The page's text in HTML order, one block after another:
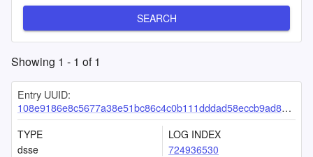
SEARCH
Showing 1 - 1 of1
Entry UUID:
108e9186e8c5677a38e51bc86c4c0b111dddad58eccb9ad86540c5f085957b736572424f954d15f6
TYPE
dsse
LOG INDEX
724936530